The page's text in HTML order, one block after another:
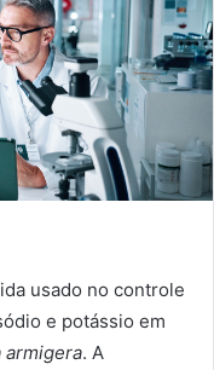
usado no controle
e potássio em
armigera. A